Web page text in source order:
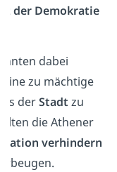
der Demokratie
dabei
zu mächtige
derStadt zu
die Athener
verhindern